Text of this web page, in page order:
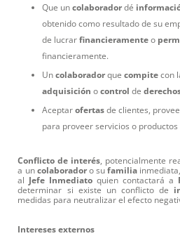
Que uncolaborador dé
obtenido como resultado de su
de lucrarfinancieramente o
financieramente.
Uncolaborador quecompite con
adquisición ocontrol de
Aceptarofertas de clientes,
para proveer servicios o
Conflicto de interés, potencialmente
a un colaboradoro sufamilia
al Jefe Inmediato quien contactará a
determinar si existe un conflicto de
medidas para neutralizar el efecto
Intereses externos